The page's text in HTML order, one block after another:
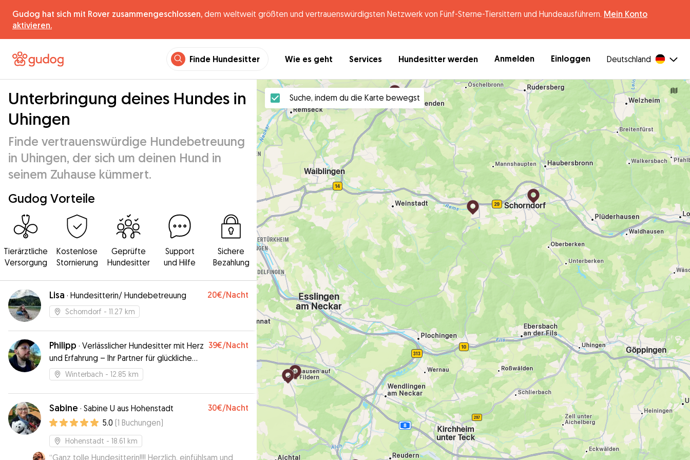
Gudog hat sich mit Rover zusammengeschlossen, dem weltweit größten und vertrauenswürdigsten Netzwerk von Fünf-Sterne-Tiersittern und Hundeausführern. Mein Konto
aktivieren.
Finde Hundesitter Wie es geht Services Hundesitter werden Anmelden Einloggen Deutschland
Unterbringung deines Hundes in
Uhingen
Finde vertrauenswürdige Hundebetreuung
in Uhingen, der sich um deinen Hund in
seinem Zuhause kümmert.
Gudog Vorteile
Tierärztliche
Versorgung
Kostenlose
Stornierung
Geprüfte
Hundesitter
Support
und Hilfe
Sichere
Bezahlung
Lisa · Hundesitterin/ Hundebetreuung 20€/Nacht
Schorndorf - 11.27 km
Philipp · Verlässlicher Hundesitter mit Herz
und Erfahrung – Ihr Partner für glückliche
Haustiere
39€/Nacht
Winterbach - 12.85 km
Sabine · Sabine U aus Hohenstadt 30€/Nacht
5.0 (1 Buchungen)
Hohenstadt - 18.61 km
“Ganz tolle Hundesitterin!!!! Herzlich, einfühlsam und
Suche, indem du die Karte bewegst